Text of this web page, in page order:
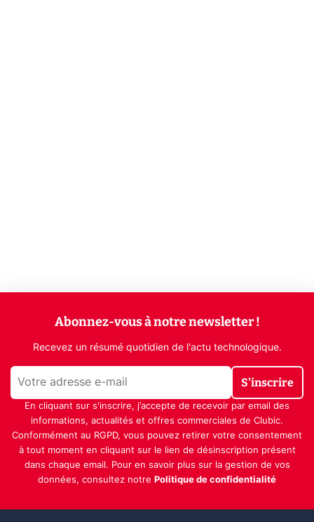
Abonnez-vous à notre newsletter !
Recevez un résumé quotidien de l'actu technologique.
S'inscrire
En cliquant sur s'inscrire, j’accepte de recevoir par email des
informations, actualités et offres commerciales de Clubic.
Conformément au RGPD, vous pouvez retirer votre consentement
à tout moment en cliquant sur le lien de désinscription présent
dans chaque email. Pour en savoir plus sur la gestion de vos
données, consultez notre Politique de confidentialité